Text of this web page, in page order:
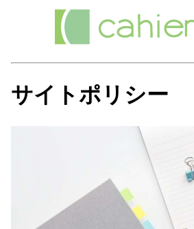
サイトポリシー